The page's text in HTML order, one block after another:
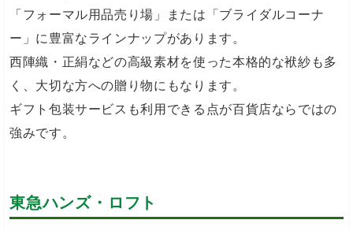
「フォーマル用品売り場」または「ブライダルコーナ
ー」に豊富なラインナップがあります。
西陣織・正絹などの高級素材を使った本格的な袱紗も多
く、大切な方への贈り物にもなります。
ギフト包装サービスも利用できる点が百貨店ならではの
強みです。
東急ハンズ・ロフト